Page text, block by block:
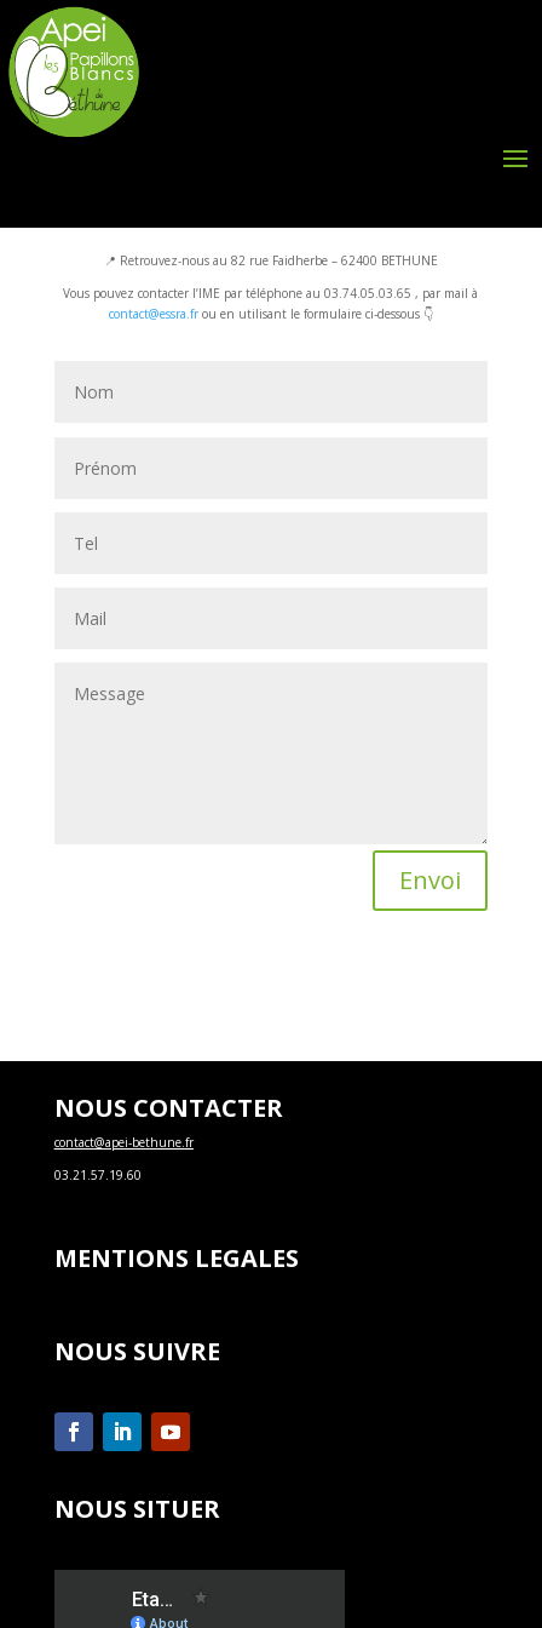
📍 Retrouvez-nous au 82 rue Faidherbe – 62400 BETHUNE
Vous pouvez contacter l’IME par téléphone au 03.74.05.03.65 , par mail à
contact@essra.frou en utilisant le formulaire ci-dessous 👇
Envoi
NOUS CONTACTER
contact@apei-bethune.fr
03.21.57.19.60
MENTIONS LEGALES
NOUS SUIVRE
NOUS SITUER